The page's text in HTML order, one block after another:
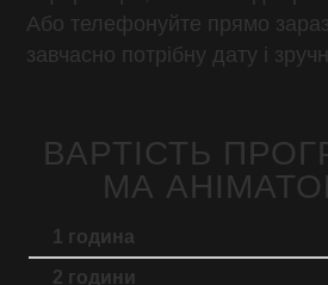
Або телефонуйте прямо
завчасно потрібну дату і
ВАРТІСТЬ
МА
1 година
2 години